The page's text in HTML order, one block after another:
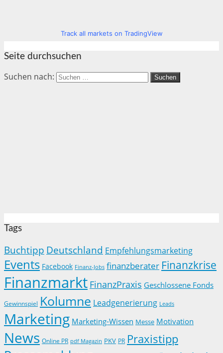
Track all markets on TradingView
Seite durchsuchen
Suchen nach:
Tags
Buchtipp Deutschland Empfehlungsmarketing
Events Facebook Finanz-Jobs finanzberater Finanzkrise
Finanzmarkt FinanzPraxis Geschlossene Fonds
Gewinnspiel Kolumne Leadgenerierung Leads
Marketing Marketing-Wissen Messe Motivation
News Online PR pdf Magazin PKV PR Praxistipp